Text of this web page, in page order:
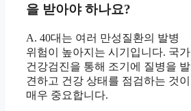
을 받아야 하나요?
A. 40대는 여러 만성질환의 발병
위험이 높아지는 시기입니다. 국가
건강검진을 통해 조기에 질병을 발
견하고 건강 상태를 점검하는 것이
매우 중요합니다.